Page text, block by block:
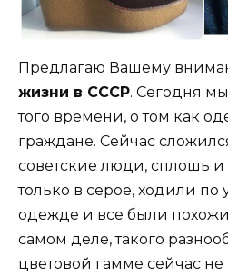
Предлагаю Вашему
жизни в СССР. Сегодня
того времени, о том как
граждане. Сейчас
советские люди, сплошь
только в серое, ходили по
одежде и все были похожи
самом деле, такого
цветовой гамме сейчас не